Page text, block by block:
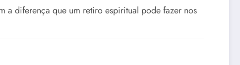
a diferença que um retiro espiritual pode fazer nos